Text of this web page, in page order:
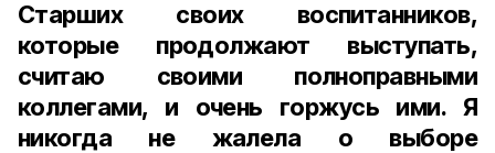
Старших своих воспитанников,
которые продолжают выступать,
считаю своими полноправными
коллегами, и очень горжусь ими. Я
никогда не жалела о выборе